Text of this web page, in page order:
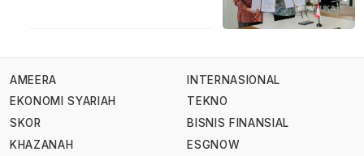
AMEERA
EKONOMI SYARIAH
SKOR
KHAZANAH
INTERNASIONAL
TEKNO
BISNIS FINANSIAL
ESGNOW